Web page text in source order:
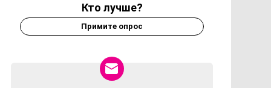
Кто лучше?
Примите опрос